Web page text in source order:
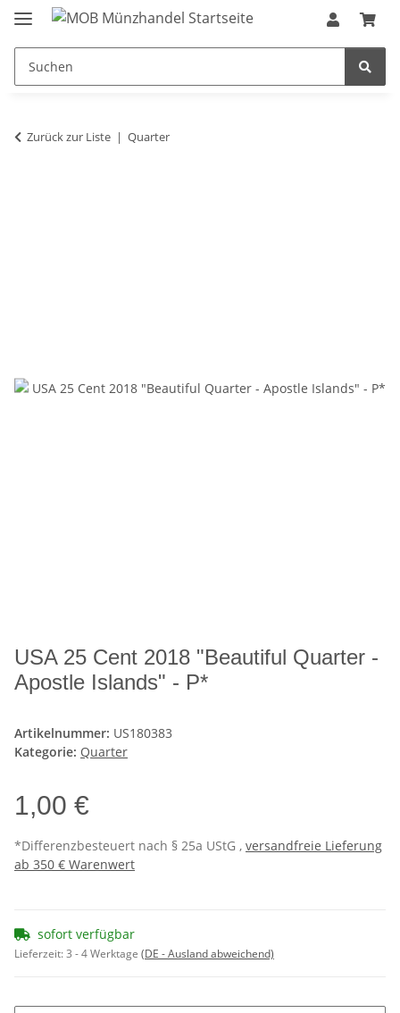
Zurück zur Liste Quarter
USA 25 Cent 2018 "Beautiful Quarter -
Apostle Islands" - P*
Artikelnummer: US180383
Kategorie: Quarter
1,00 €
*Differenzbesteuert nach § 25a UStG , versandfreie Lieferung
ab 350 € Warenwert
sofort verfügbar
Lieferzeit:3 - 4 Werktage (DE - Ausland abweichend)